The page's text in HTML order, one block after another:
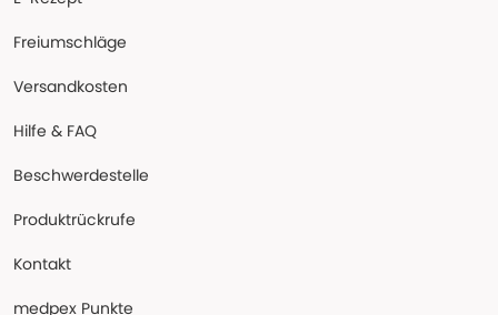
Freiumschläge
Versandkosten
Hilfe & FAQ
Beschwerdestelle
Produktrückrufe
Kontakt
medpex Punkte